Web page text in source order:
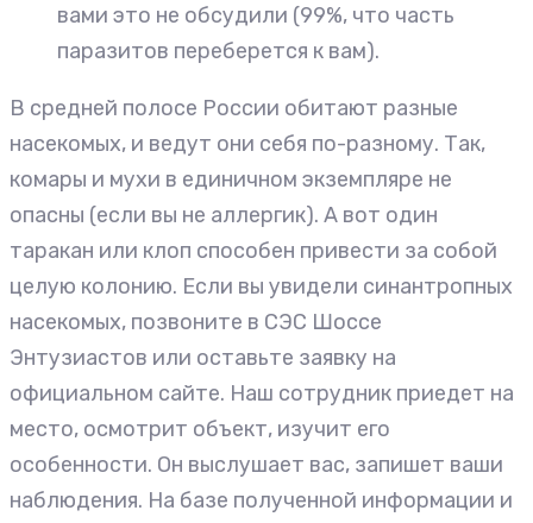
вами это не обсудили (99%, что часть
паразитов переберется к вам).
В средней полосе России обитают разные
насекомых, и ведут они себя по-разному. Так,
комары и мухи в единичном экземпляре не
опасны (если вы не аллергик). А вот один
таракан или клоп способен привести за собой
целую колонию. Если вы увидели синантропных
насекомых, позвоните в СЭС Шоссе
Энтузиастов или оставьте заявку на
официальном сайте. Наш сотрудник приедет на
место, осмотрит объект, изучит его
особенности. Он выслушает вас, запишет ваши
наблюдения. На базе полученной информации и